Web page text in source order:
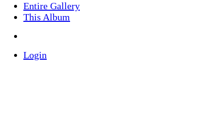
Entire Gallery
This Album
Login